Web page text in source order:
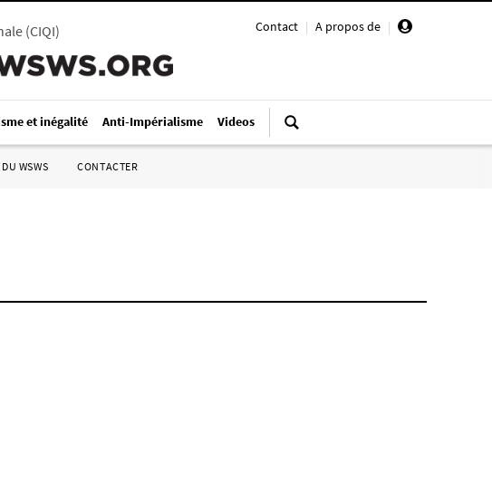
Contact | A propos de |
(CIQI)
et inégalité Anti-Impérialisme Videos
WSWS CONTACTER